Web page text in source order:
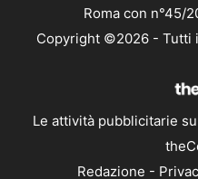
Roma con n°45/
Copyright ©2026 - Tutti
Le attività pubblicitarie
Redazione -